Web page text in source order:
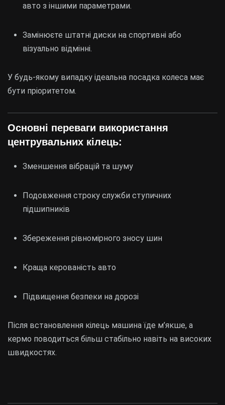
авто з іншими параметрами.
Замінюєте штатні диски на спортивні або
візуально відмінні.
У будь-якому випадку ідеальна посадка колеса має
бути пріоритетом.
Основні переваги використання
центрувальних кілець:
Зменшення вібрацій та шуму
Подовження строку служби ступичних
підшипників
Збереження рівномірного зносу шин
Краща керованість авто
Підвищення безпеки на дорозі
Після встановлення кілець машина їде м’якше, а
кермо поводиться більш стабільно навіть на високих
швидкостях.